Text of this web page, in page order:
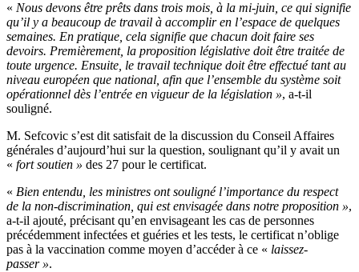
« Nous devons être prêts dans trois mois, à la mi-juin, ce qui signifie
qu’il y a beaucoup de travail à accomplir en l’espace de quelques
semaines. En pratique, cela signifie que chacun doit faire ses
devoirs. Premièrement, la proposition législative doit être traitée de
toute urgence. Ensuite, le travail technique doit être effectué tant au
niveau européen que national, afin que l’ensemble du système soit
opérationnel dès l’entrée en vigueur de la législation », a-t-il
souligné.
M. Sefcovic s’est dit satisfait de la discussion du Conseil Affaires
générales d’aujourd’hui sur la question, soulignant qu’il y avait un
« fort soutien » des 27 pour le certificat.
« Bien entendu, les ministres ont souligné l’importance du respect
de la non-discrimination, qui est envisagée dans notre proposition »,
a-t-il ajouté, précisant qu’en envisageant les cas de personnes
précédemment infectées et guéries et les tests, le certificat n’oblige
pas à la vaccination comme moyen d’accéder à ce « laissez-
passer ».